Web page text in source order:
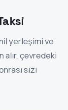
yerleşimi ve
alır, çevredeki
sizi